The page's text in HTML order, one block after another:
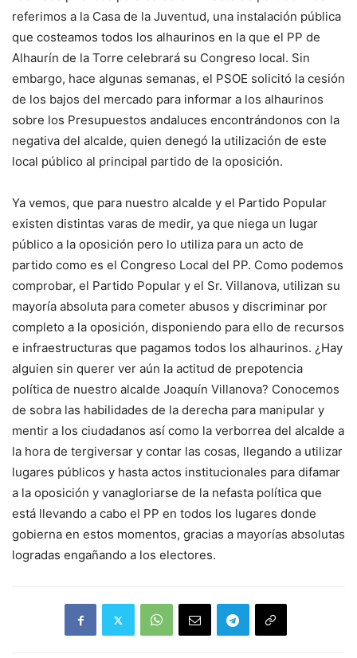
referimos a la Casa de la Juventud, una instalación pública
que costeamos todos los alhaurinos en la que el PP de
Alhaurín de la Torre celebrará su Congreso local. Sin
embargo, hace algunas semanas, el PSOE solicitó la cesión
de los bajos del mercado para informar a los alhaurinos
sobre los Presupuestos andaluces encontrándonos con la
negativa del alcalde, quien denegó la utilización de este
local público al principal partido de la oposición.
Ya vemos, que para nuestro alcalde y el Partido Popular
existen distintas varas de medir, ya que niega un lugar
público a la oposición pero lo utiliza para un acto de
partido como es el Congreso Local del PP. Como podemos
comprobar, el Partido Popular y el Sr. Villanova, utilizan su
mayoría absoluta para cometer abusos y discriminar por
completo a la oposición, disponiendo para ello de recursos
e infraestructuras que pagamos todos los alhaurinos. ¿Hay
alguien sin querer ver aún la actitud de prepotencia
política de nuestro alcalde Joaquín Villanova? Conocemos
de sobra las habilidades de la derecha para manipular y
mentir a los ciudadanos así como la verborrea del alcalde a
la hora de tergiversar y contar las cosas, llegando a utilizar
lugares públicos y hasta actos institucionales para difamar
a la oposición y vanagloriarse de la nefasta política que
está llevando a cabo el PP en todos los lugares donde
gobierna en estos momentos, gracias a mayorías absolutas
logradas engañando a los electores.